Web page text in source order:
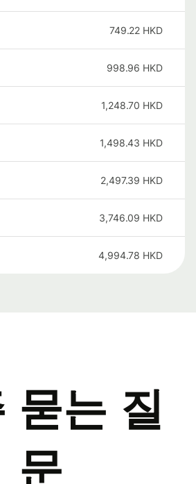
749.22 HKD
998.96 HKD
1,248.70 HKD
1,498.43 HKD
2,497.39 HKD
3,746.09 HKD
4,994.78 HKD
묻는 질
문